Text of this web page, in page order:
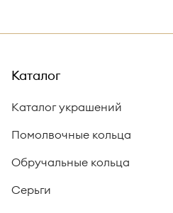
Каталог
Каталог украшений
Помолвочные кольца
Обручальные кольца
Серьги